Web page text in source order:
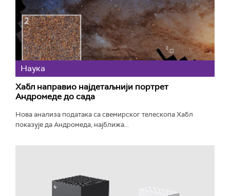
Наука
Хабл направио најдетаљнији портрет
Андромеде до сада
Нова анализа података са свемирског телескопа Хабл
показује да Андромеда, најближа...